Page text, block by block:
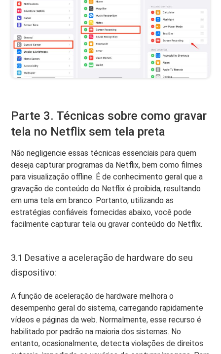
Parte 3. Técnicas sobre como gravar
tela no Netflix sem tela preta
Não negligencie essas técnicas essenciais para quem
deseja capturar programas da Netflix, bem como filmes
para visualização offline. É de conhecimento geral que a
gravação de conteúdo do Netflix é proibida, resultando
em uma tela em branco. Portanto, utilizando as
estratégias confiáveis ​​fornecidas abaixo, você pode
facilmente capturar tela ou gravar conteúdo do Netflix.
3.1 Desative a aceleração de hardware do seu
dispositivo:
A função de aceleração de hardware melhora o
desempenho geral do sistema, carregando rapidamente
vídeos e páginas da web. Normalmente, esse recurso é
habilitado por padrão na maioria dos sistemas. No
entanto, ocasionalmente, detecta violações de direitos